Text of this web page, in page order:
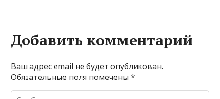
Добавить комментарий
Ваш адрес email не будет опубликован.
Обязательные поля помечены*